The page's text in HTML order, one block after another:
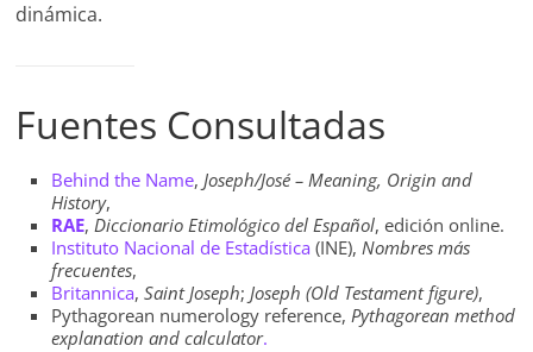
dinámica.
Fuentes Consultadas
Behind the Name,Joseph/José – Meaning, Origin and
History,
RAE,Diccionario Etimológico del Español, edición online.
Instituto Nacional de Estadística (INE),Nombres más
frecuentes,
Britannica,Saint Joseph;Joseph (Old Testament figure),
Pythagorean numerology reference,Pythagorean method
explanation and calculator.